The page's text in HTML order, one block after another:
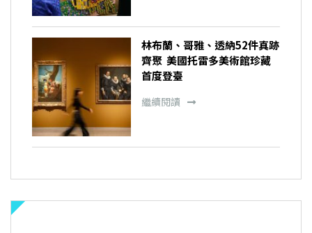
林布蘭、哥雅、透納52件真跡
齊聚 美國托雷多美術館珍藏
首度登臺
繼續閱讀